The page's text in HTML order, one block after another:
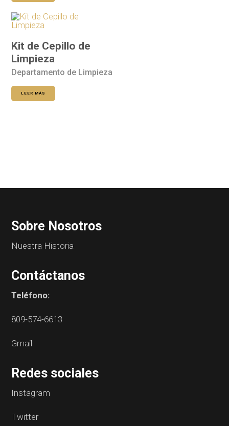
Kit de Cepillo de
Limpieza
Departamento de Limpieza
LEER MÁS
Sobre Nosotros
Nuestra Historia
Contáctanos
Teléfono:
809-574-6613
Gmail
Redes sociales
Instagram
Twitter